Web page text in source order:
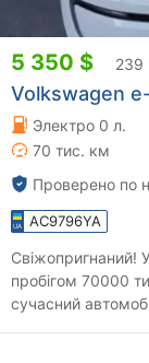
5 350 $ 239
Volkswagen
Электро 0 л.
70 тис. км
Проверено по
AC9796YA
Свіжопригнаний!
пробігом 70000
сучасний